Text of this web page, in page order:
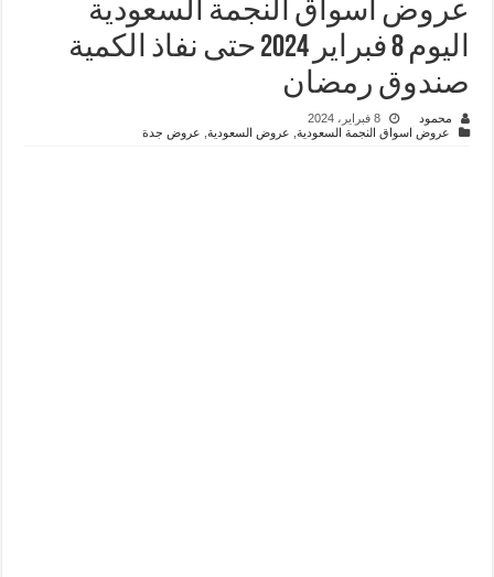
عروض اسواق النجمة السعودية
اليوم 8 فبراير 2024 حتى نفاذ الكمية
صندوق رمضان
محمود
8 فبراير، 2024
عروض اسواق النجمة السعودية, عروض السعودية, عروض جدة